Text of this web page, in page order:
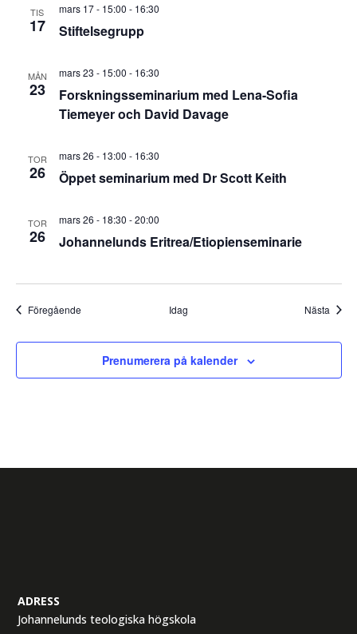
TIS
17 Stiftelsegrupp
mars 17 - 15:00 - 16:30
MÅN
23
Forskningsseminarium med Lena-Sofia
Tiemeyer och David Davage
mars 23 - 15:00 - 16:30
TOR
26 Öppet seminarium med Dr Scott Keith
mars 26 - 13:00 - 16:30
TOR
26 Johannelunds Eritrea/Etiopienseminarie
mars 26 - 18:30 -20:00
FöregåendeEvenemang Idag Nästa
Prenumerera på kalender
ADRESS
Johannelunds teologiska högskola